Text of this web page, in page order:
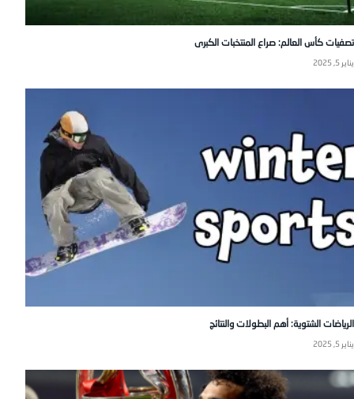
تصفيات كأس العالم: صراع المنتخبات الكبرى
يناير 5, 2025
الرياضات الشتوية: أهم البطولات والنتائج
يناير 5, 2025